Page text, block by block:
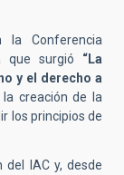
la Conferencia
que surgió “La
y el derecho a
creación de la
los principios de
del IAC y, desde